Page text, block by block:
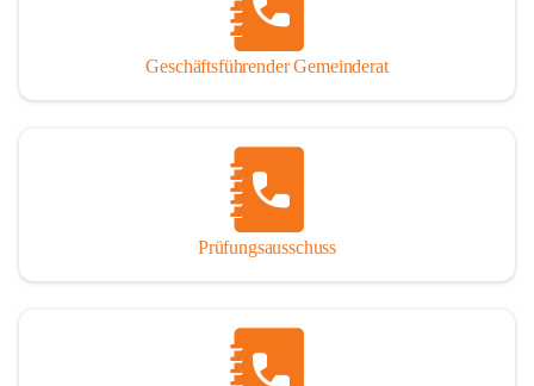
Geschäftsführender Gemeinderat
Prüfungsausschuss